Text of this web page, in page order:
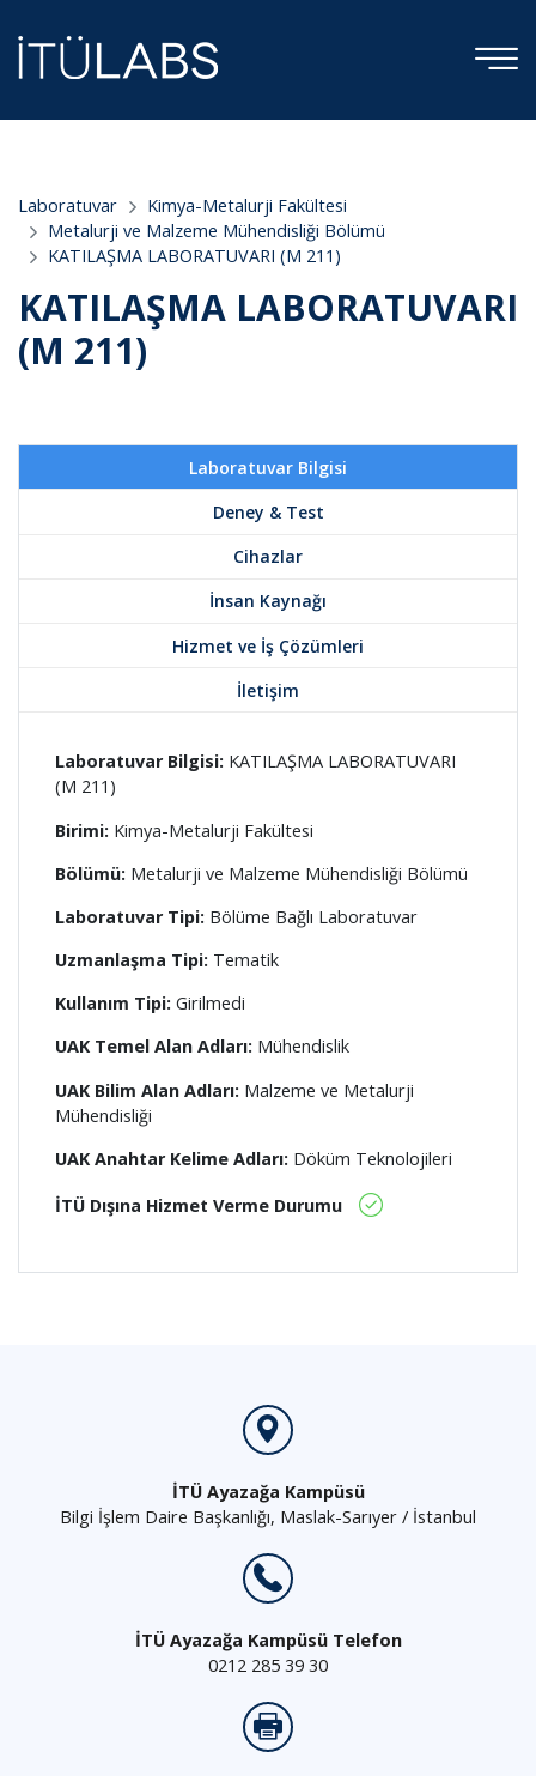
Laboratuvar
Kimya-Metalurji Fakültesi
Metalurji ve Malzeme Mühendisliği Bölümü
KATILAŞMA LABORATUVARI (M 211)
KATILAŞMA LABORATUVARI
(M 211)
Laboratuvar Bilgisi
Deney & Test
Cihazlar
İnsan Kaynağı
Hizmet ve İş Çözümleri
İletişim
Laboratuvar Bilgisi: KATILAŞMA LABORATUVARI
(M 211)
Birimi: Kimya-Metalurji Fakültesi
Bölümü: Metalurji ve Malzeme Mühendisliği Bölümü
Laboratuvar Tipi: Bölüme Bağlı Laboratuvar
Uzmanlaşma Tipi: Tematik
Kullanım Tipi: Girilmedi
UAK Temel Alan Adları: Mühendislik
UAK Bilim Alan Adları: Malzeme ve Metalurji
Mühendisliği
UAK Anahtar Kelime Adları: Döküm Teknolojileri
İTÜ Dışına Hizmet Verme Durumu
İTÜ Ayazağa Kampüsü
Bilgi İşlem Daire Başkanlığı, Maslak-Sarıyer / İstanbul
İTÜ Ayazağa Kampüsü Telefon
0212 285 39 30